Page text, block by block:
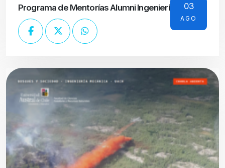
03
AGO
Programa de Mentorías Alumni Ingeniería UACh